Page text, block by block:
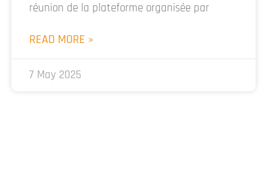
réunion de la plateforme organisée par
READ MORE »
7 May 2025